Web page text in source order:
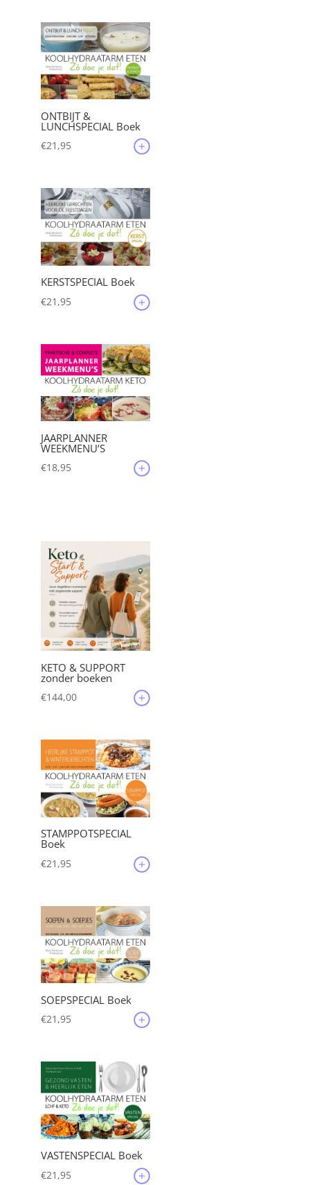
ONTBIJT &
LUNCHSPECIAL Boek
€21,95
KERSTSPECIAL Boek
€21,95
JAARPLANNER
WEEKMENU’S
€18,95
KETO & SUPPORT
zonder boeken
€144,00
STAMPPOTSPECIAL
Boek
€21,95
SOEPSPECIAL Boek
€21,95
VASTENSPECIAL Boek
€21,95